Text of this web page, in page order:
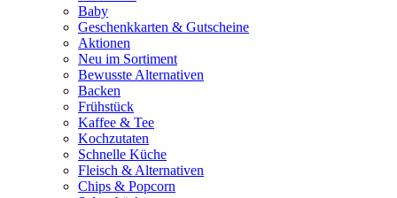
Baby
Geschenkkarten & Gutscheine
Aktionen
Neu im Sortiment
Bewusste Alternativen
Backen
Frühstück
Kaffee & Tee
Kochzutaten
Schnelle Küche
Fleisch & Alternativen
Chips & Popcorn